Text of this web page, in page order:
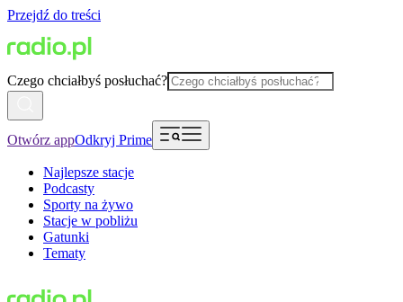
Przejdź do treści
Czego chciałbyś posłuchać?
Otwórz appOdkryj Prime
Najlepsze stacje
Podcasty
Sporty na żywo
Stacje w pobliżu
Gatunki
Tematy